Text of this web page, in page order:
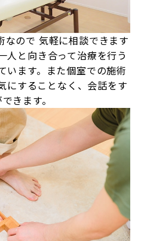
なので 気軽に相談できます
人と向き合って治療を行う
います。また個室での施術
にすることなく、会話をす
きます。